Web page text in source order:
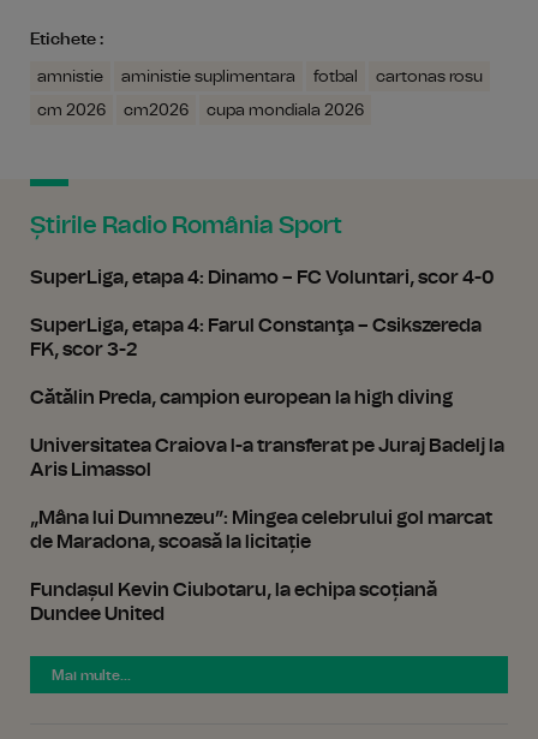
Etichete :
amnistie aministie suplimentara fotbal
cartonas rosu
cm 2026
cm2026 cupa mondiala 2026
Știrile Radio România Sport
SuperLiga, etapa 4: Dinamo – FC Voluntari, scor 4-0
SuperLiga, etapa 4: Farul Constanţa – Csikszereda
FK, scor 3-2
Cătălin Preda, campion european la high diving
Universitatea Craiova l-a transferat pe Juraj Badelj la
Aris Limassol
„Mâna lui Dumnezeu”: Mingea celebrului gol marcat
de Maradona, scoasă la licitație
Fundașul Kevin Ciubotaru, la echipa scoțiană
Dundee United
Mai multe...